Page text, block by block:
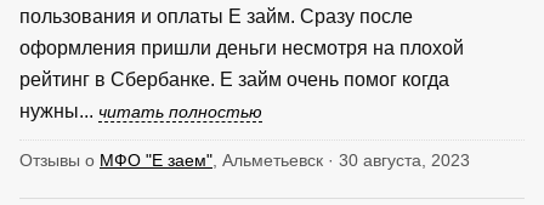
пользования и оплаты Е займ. Сразу после
оформления пришли деньги несмотря на плохой
рейтинг в Сбербанке. Е займ очень помог когда
нужны... читать полностью
Отзывы о МФО "Е заем" , Альметьевск · 30 августа, 2023